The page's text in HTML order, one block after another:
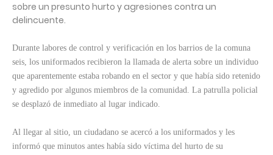
sobre un presunto hurto y agresiones contra un
delincuente.
Durante labores de control y verificación en los barrios de la comuna
seis, los uniformados recibieron la llamada de alerta sobre un individuo
que aparentemente estaba robando en el sector y que había sido retenido
y agredido por algunos miembros de la comunidad. La patrulla policial
se desplazó de inmediato al lugar indicado.
Al llegar al sitio, un ciudadano se acercó a los uniformados y les
informó que minutos antes había sido víctima del hurto de su